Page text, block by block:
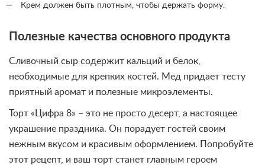
Крем должен быть плотным, чтобы держать форму.
Полезные качества основного продукта
Сливочный сыр содержит кальций и белок,
необходимые для крепких костей. Мед придает тесту
приятный аромат и полезные микроэлементы.
Торт «Цифра 8» – это не просто десерт, а настоящее
украшение праздника. Он порадует гостей своим
нежным вкусом и красивым оформлением. Попробуйте
этот рецепт, и ваш торт станет главным героем